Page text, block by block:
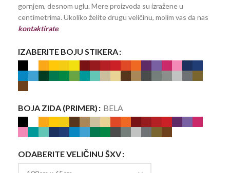
gornjem, desnom uglu. Mere proizvoda su izražene u
centimetrima. Ukoliko želite drugu veličinu, molim vas da nas
kontaktirate.
IZABERITE BOJU STIKERA
BOJA ZIDA (PRIMER) BELA
ODABERITE VELIČINU ŠXV